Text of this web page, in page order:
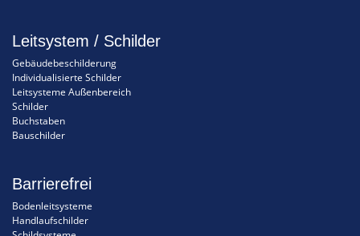
Leitsystem / Schilder
Gebäudebeschilderung
Individualisierte Schilder
Leitsysteme Außenbereich
Schilder
Buchstaben
Bauschilder
Barrierefrei
Bodenleitsysteme
Handlaufschilder